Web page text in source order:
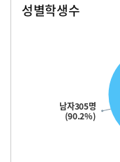
성별학생수
남자305명
(90.2%)